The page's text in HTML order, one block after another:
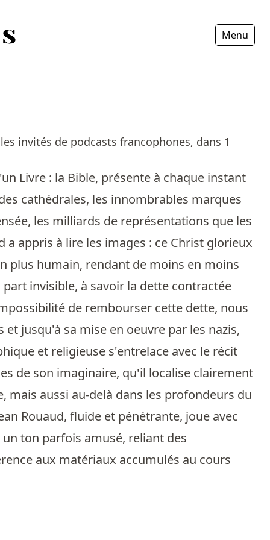
Menu
invités de podcasts francophones, dans 1
Livre : la Bible, présente à chaque instant
cathédrales, les innombrables marques
les milliards de représentations que les
a appris à lire les images : ce Christ glorieux
plus humain, rendant de moins en moins
invisible, à savoir la dette contractée
de rembourser cette dette, nous
jusqu'à sa mise en oeuvre par les nazis,
et religieuse s'entrelace avec le récit
de son imaginaire, qu'il localise clairement
mais aussi au-delà dans les profondeurs du
Rouaud, fluide et pénétrante, joue avec
ton parfois amusé, reliant des
aux matériaux accumulés au cours